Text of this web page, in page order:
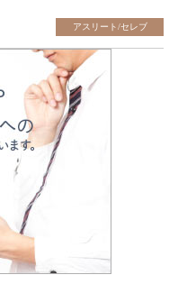
アスリート/セレブ